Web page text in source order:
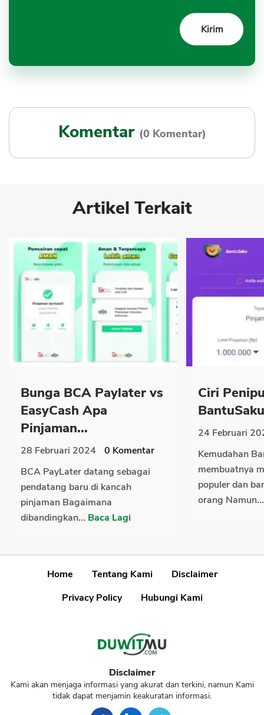
Komentar (0 Komentar)
Artikel Terkait
Bunga BCA Paylater vs
EasyCash Apa
Pinjaman...
28 Februari 2024 0 Komentar
BCA PayLater datang sebagai
pendatang baru di kancah
pinjaman Bagaimana
dibandingkan... Baca Lagi
Ciri
24 Februari
Kemudahan
membuatnya
populer dan
orang
Home Tentang Kami
Disclaimer
Privacy Policy
Hubungi Kami
Disclaimer
Kami akan menjaga informasi yang akurat dan terkini, namun Kami
tidak dapat menjamin keakuratan informasi.